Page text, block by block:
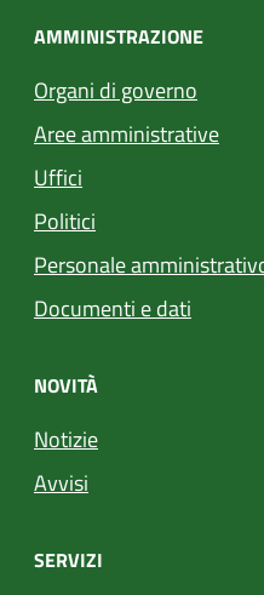
AMMINISTRAZIONE
Organi di governo
Aree amministrative
Uffici
Politici
Personale
Documenti e dati
NOVITÀ
Notizie
Avvisi
SERVIZI